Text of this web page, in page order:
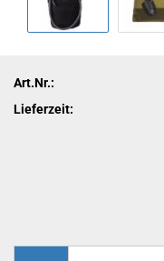
Art.Nr.:
Lieferzeit: